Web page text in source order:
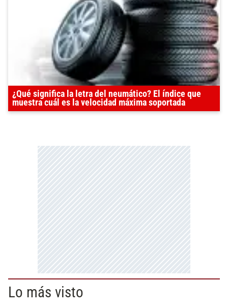
¿Qué significa la letra del neumático? El índice que
muestra cuál es la velocidad máxima soportada
Lo más visto